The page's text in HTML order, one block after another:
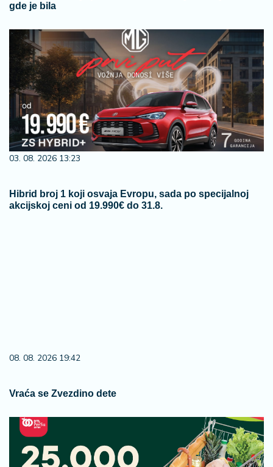
gde je bila
03. 08. 2026 13:23
Hibrid broj 1 koji osvaja Evropu, sada po specijalnoj
akcijskoj ceni od 19.990€ do 31.8.
08. 08. 2026 19:42
Vraća se Zvezdino dete